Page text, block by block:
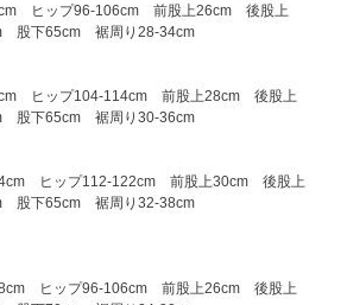
ヒップ96-106cm 前股上26cm 後股上
股下65cm 裾周り28-34cm
ヒップ104-114cm 前股上28cm 後股上
股下65cm 裾周り30-36cm
ヒップ112-122cm 前股上30cm 後股上
股下65cm 裾周り32-38cm
ヒップ96-106cm 前股上26cm 後股上